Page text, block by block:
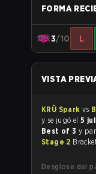
FORMA
3/10 L
VISTA
KRÜ Spark vs
y se jugó el5
Best of 3 y
Stage 2
Desglose del